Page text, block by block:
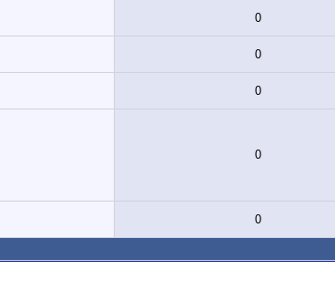
0
0
0
0
0